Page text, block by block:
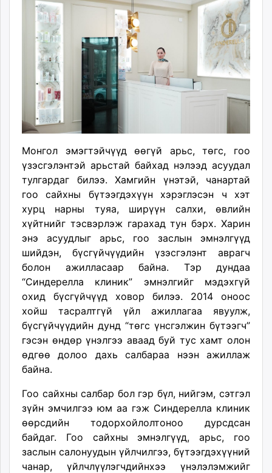
ikon.mn
mnb.mn
Livetv.mn
Eguur.mn
24tsag.mn
shuud.mn
eagle.mn
ergelt.mn
zarig.mn
today.mn
zuv.mn
mminfo.mn
ugluu.mn
urlag.mn
unen.mn
asu.mn
shudarga.mn
shuurhai.mn
unuudur.mn
isee.mn
mglradio.com
fact.mn
itoim.mn
tumen.mn
shuum.mn
times.mn
tvmongolia.mn
mass.mn
unegui.mn
assa.mn
toim.mn
Монгол эмэгтэйчүүд өөгүй арьс, төгс, гоо
үзэсгэлэнтэй арьстай байхад нэлээд асуудал
тулгардаг билээ. Хамгийн үнэтэй, чанартай
гоо сайхны бүтээгдэхүүн хэрэглэсэн ч хэт
хурц нарны туяа, ширүүн салхи, өвлийн
хүйтнийг тэсвэрлэж гарахад тун бэрх. Харин
энэ асуудлыг арьс, гоо заслын эмнэлгүүд
шийдэн, бүсгүйчүүдийн үзэсгэлэнт аврагч
болон ажилласаар байна. Тэр дундаа
“Синдерелла клиник” эмнэлгийг мэдэхгүй
охид бүсгүйчүүд ховор билээ. 2014 оноос
хойш тасралтгүй үйл ажиллагаа явуулж,
бүсгүйчүүдийн дунд “төгс үнсгэлжин бүтээгч”
гэсэн өндөр үнэлгээ аваад буй тус хамт олон
өдгөө долоо дахь салбараа нээн ажиллаж
байна.
Гоо сайхны салбар бол гэр бүл, нийгэм, сэтгэл
зүйн эмчилгээ юм аа гэж Синдерелла клиник
өөрсдийн тодорхойлолтоноо дурсдсан
байдаг. Гоо сайхны эмнэлгүүд, арьс, гоо
заслын салонуудын үйлчилгээ, бүтээгдэхүүний
чанар, үйлчлүүлэгчдийнхээ үнэлэлэмжийг